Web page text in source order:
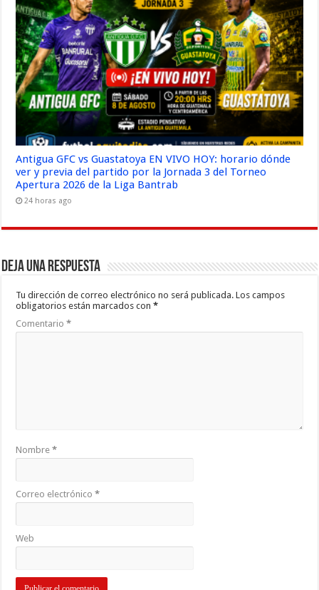
Antigua GFC vs Guastatoya EN VIVO HOY: horario dónde
ver y previa del partido por la Jornada 3 del Torneo
Apertura 2026 de la Liga Bantrab
24 horas ago
Deja una respuesta
Tu dirección de correo electrónico no será publicada. Los campos
obligatorios están marcados con*
Comentario*
Nombre*
Correo electrónico*
Web